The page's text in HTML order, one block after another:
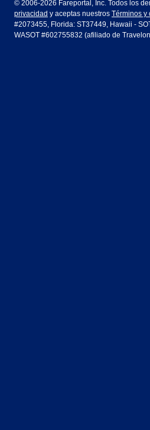
Air Europa
Houston Las
Guadalajara Lima
© 2006-2026 Fareportal, Inc. Todos los
privacidad y aceptas nuestros Términos y
#2073455, Florida: ST37449, Hawaii -
WASOT #602755832 (afiliado de